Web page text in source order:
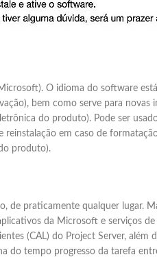
O idioma do software está
bem como serve para novas
do produto). Pode ser
em caso de
produto).
praticamente qualquer lugar.
da Microsoft e serviços de
(CAL) do Project Server, além
do tempo progresso da tarefa